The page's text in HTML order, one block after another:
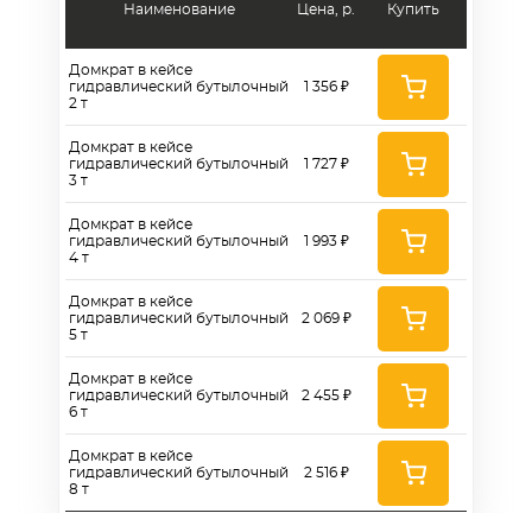
Наименование
Домкрат в кейсе
гидравлический бутылочный
2 т
Домкрат в кейсе
гидравлический бутылочный
3 т
Домкрат в кейсе
гидравлический бутылочный
4 т
Домкрат в кейсе
гидравлический бутылочный
5 т
Домкрат в кейсе
гидравлический бутылочный
6 т
Домкрат в кейсе
гидравлический бутылочный
8 т
Цена, р.
1 356 ₽
1 727 ₽
1 993 ₽
2 069 ₽
2 455 ₽
2 516 ₽
Купить